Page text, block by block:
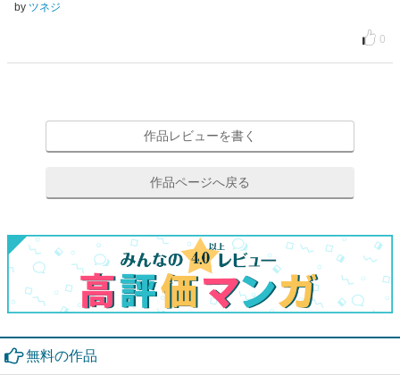
by ツネジ
0
作品レビューを書く
作品ページへ戻る
無料の作品